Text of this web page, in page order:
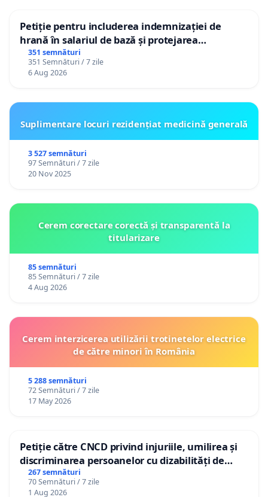
Petiție pentru includerea indemnizației de
hrană în salariul de bază și protejarea
gradațiilor de vechime pentru asistenții
personali
351 semnături
351 Semnături / 7 zile
6 Aug 2026
Suplimentare locuri rezidențiat medicină generală
3 527 semnături
97 Semnături / 7 zile
20 Nov 2025
Cerem corectare corectă și transparentă la
titularizare
85 semnături
85 Semnături / 7 zile
4 Aug 2026
Cerem interzicerea utilizării trotinetelor electrice
de către minori în România
5 288 semnături
72 Semnături / 7 zile
17 May 2026
Petiție către CNCD privind injuriile, umilirea și
discriminarea persoanelor cu dizabilități de
către utilizatorul TikTok „Gorici”
267 semnături
70 Semnături / 7 zile
1 Aug 2026